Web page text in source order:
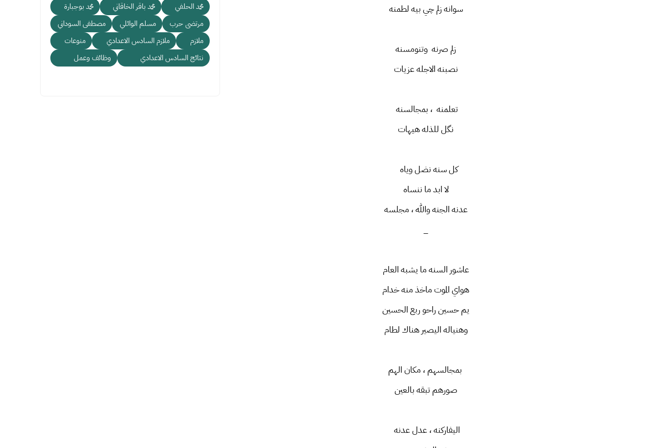
سوانه زلم چي بيه لطمنه
زلم صرنه وتنومسنه
نصبنه الاجله عزيات
تعلمنه ، بمجالسنه
نگل للذله هيهات
كل سنه نضل وياه
لا ابد ما ننساه
عدنه الجنه والله ، مجلسه
عاشور السنه ما يشبه العام
هواي الموت ماخذ منه خدام
يم حسين راحو ربع الحسين
وهنياله اليصير هناك لطام
بمجالسهم ، مكان الهم
صورهم تبقه بالعين
اليفاركنه ، عدل عدنه
محمد الحلفي
محمد باقر الخاقاني
محمد بوجبارة
مرتضى حرب
مسلم الوائلي
مصطفى السوداني
ملازم
ملازم السادس الاعدادي
منوعات
نتائج السادس الاعدادي
وظائف وعمل